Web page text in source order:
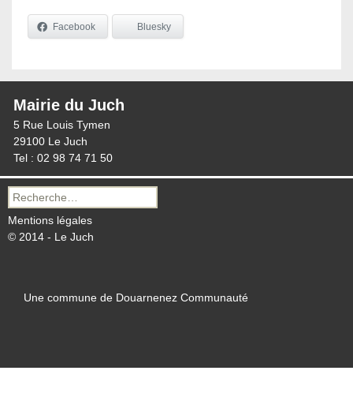
Facebook Bluesky
Mairie du Juch
5 Rue Louis Tymen
29100 Le Juch
Tel : 02 98 74 71 50
Recherche
pour :
Mentions légales
© 2014 - Le Juch
Une commune de Douarnenez Communauté